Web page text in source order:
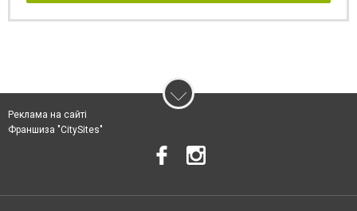
Реклама на сайті
Франшиза "CitySites"